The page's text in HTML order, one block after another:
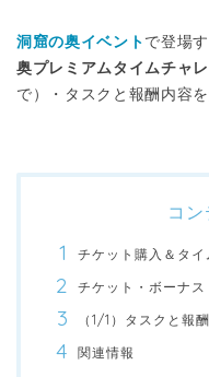
洞窟の奥イベント で登場
奥プレミアムタイムチャ
で）・タスクと報酬内容を
コ
チケット購入＆タ
チケット・ボーナ
（1/1）タスクと報
関連情報